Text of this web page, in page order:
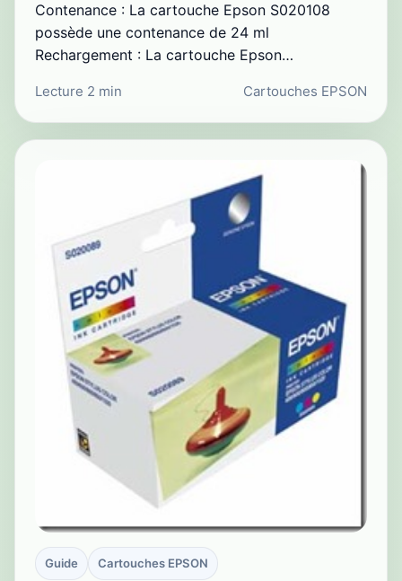
Contenance : La cartouche Epson S020108
possède une contenance de 24 ml
Rechargement : La cartouche Epson…
Lecture 2 min Cartouches EPSON
Guide Cartouches EPSON